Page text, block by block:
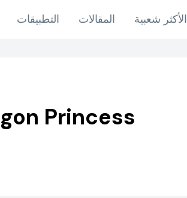
التطبيقات المقالات الأكثر شعبية
Princess